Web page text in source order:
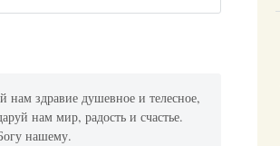
здравие душевное и телесное,
нам мир, радость и счастье.
нашему.